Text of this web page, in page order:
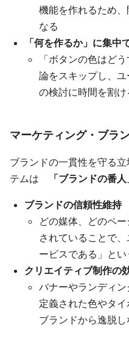
機能を作れるため
なる
「何を作るか」に集中
「ボタンの色はど
論をスキップし、
の検討に時間を割け
マーケティング・ブラ
ブランドの一貫性を守る
テムは
「ブランドの番人
ブランドの信頼性維持
どの媒体、どのペ
されていることで
ービスである」と
クリエイティブ制作の
バナーやランディン
定義された色やタイ
ブランドから逸脱